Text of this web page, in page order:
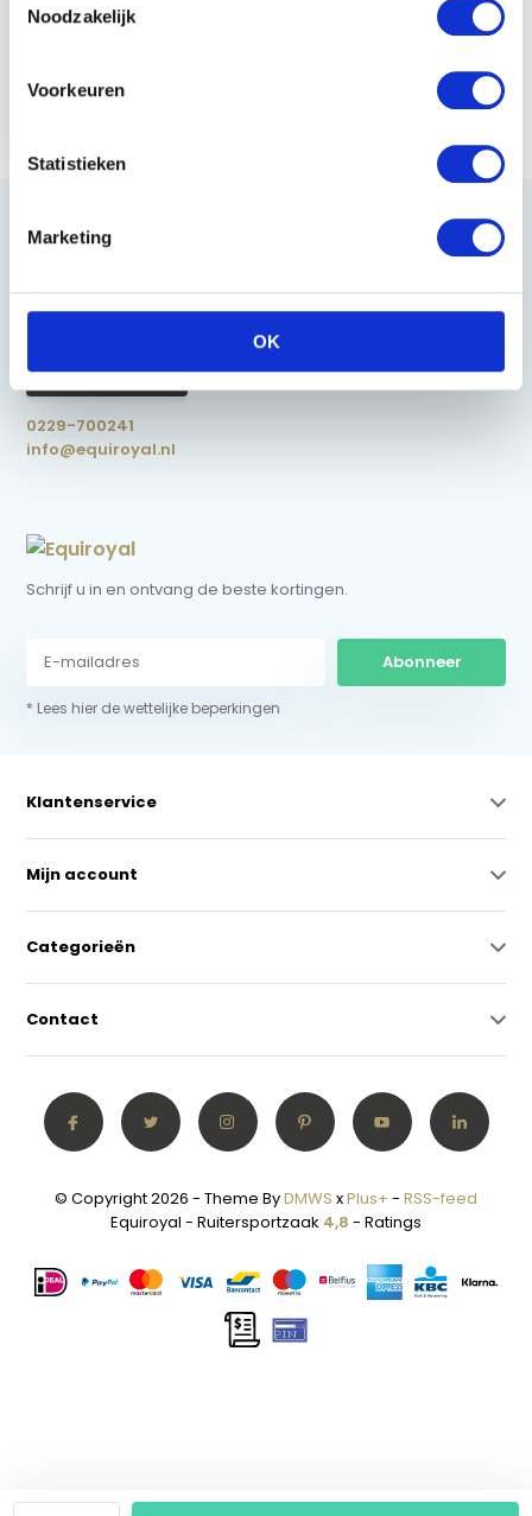
Noodzakelijk
Voorkeuren
Statistieken
Marketing
OK
Daphne - Mokka
Heeft u vragen?
085 002 0715
0229-700241
info@equiroyal.nl
Schrijf u in en ontvang de beste kortingen.
Abonneer
* Lees hier de wettelijke beperkingen
Klantenservice
Mijn account
Categorieën
Contact
© Copyright 2026 - Theme ByDMWS xPlus+ - RSS-feed
Equiroyal - Ruitersportzaak 4,8 - Ratings